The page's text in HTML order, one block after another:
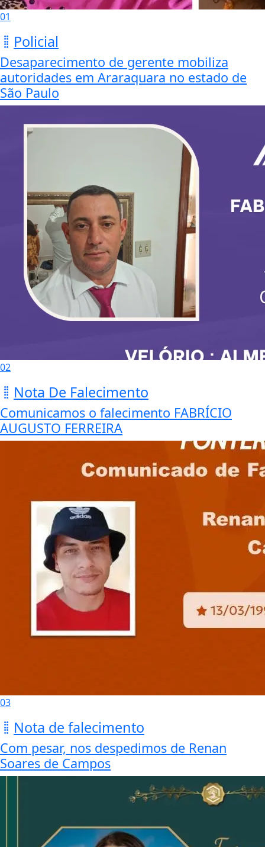
01
Policial
Desaparecimento de gerente mobiliza
autoridades em Araraquara no estado de
São Paulo
02
Nota De Falecimento
Comunicamos o falecimento FABRÍCIO
AUGUSTO FERREIRA
03
Nota de falecimento
Com pesar, nos despedimos de Renan
Soares de Campos